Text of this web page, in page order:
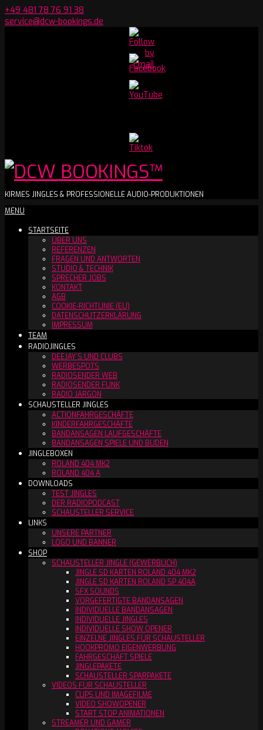
Skip
to
+49 481 78 76 91 38
service@dcw-bookings.de
Youtube
Channel
DCW
BOOKINGS™
KIRMES JINGLES & PROFESSIONELLE AUDIO-PRODUKTIONEN
Secondary
Menu
MENU
STARTSEITE
ÜBER UNS
REFERENZEN
FRAGEN UND ANTWORTEN
STUDIO & TECHNIK
SPRECHER JOBS
KONTAKT
AGB
COOKIE-RICHTLINIE (EU)
DATENSCHUTZERKLÄRUNG
IMPRESSUM
TEAM
RADIOJINGLES
DEEJAY´S UND CLUBS
WERBESPOTS
RADIOSENDER WEB
RADIOSENDER FUNK
RADIO JARGON
SCHAUSTELLER JINGLES
ACTIONFAHRGESCHÄFTE
KINDERFAHRGESCHÄFTE
BANDANSAGEN LAUFGESCHÄFTE
BANDANSAGEN SPIELE UND BUDEN
JINGLEBOXEN
ROLAND 404 MK2
ROLAND 404 A
DOWNLOADS
TEST JINGLES
DER RADIOPODCAST
SCHAUSTELLER SERVICE
LINKS
UNSERE PARTNER
LOGO UND BANNER
SHOP
SCHAUSTELLER JINGLE (GEWERBLICH)
JINGLE SD KARTEN ROLAND 404 MK2
JINGLE SD KARTEN ROLAND SP 404A
SFX SOUNDS
VORGEFERTIGTE BANDANSAGEN
INDIVIDUELLE BANDANSAGEN
INDIVIDUELLE JINGLES
INDIVIDUELLE SHOW OPENER
EINZELNE JINGLES FÜR SCHAUSTELLER
HOOKPROMO EIGENWERBUNG
FAHRGESCHÄFT SPIELE
JINGLEPAKETE
SCHAUSTELLER SPARPAKETE
VIDEOS FÜR SCHAUSTELLER
CLIPS UND IMAGEFILME
VIDEO SHOWOPENER
START STOP ANIMATIONEN
STREAMER UND GAMER